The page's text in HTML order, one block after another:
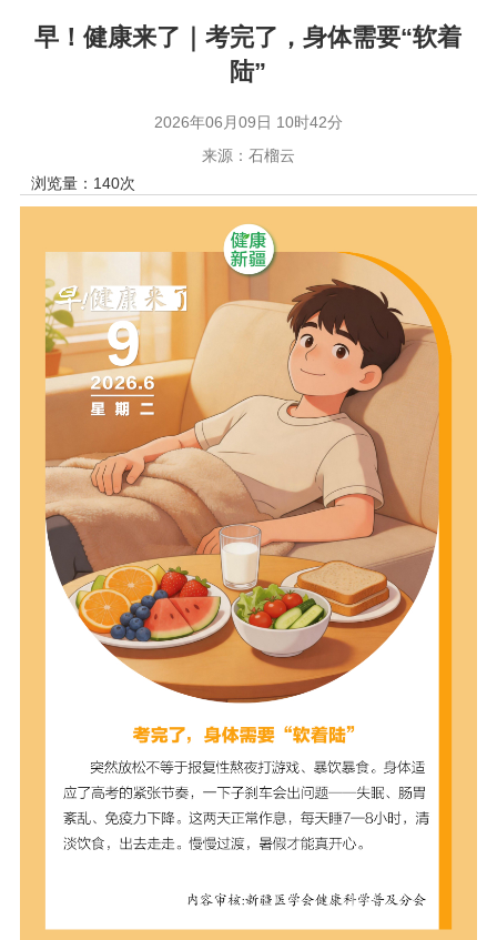
早！健康来了｜考完了，身体需要“软着
陆”
2026年06月09日 10时42分
来源：石榴云
浏览量： 140次